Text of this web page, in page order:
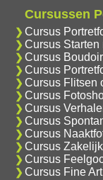
Cursussen
Cursus
Cursus Starten
Cursus
Cursus
Cursus Flitsen
Cursus
Cursus
Cursus
Cursus
Cursus
Cursus
Cursus Fine